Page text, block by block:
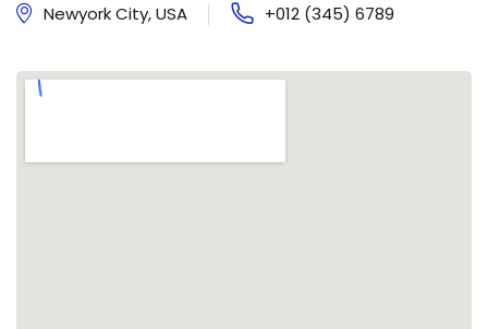
Newyork City, USA +012 (345) 6789